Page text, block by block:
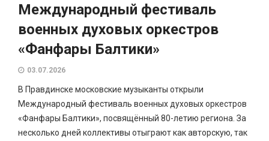
Международный фестиваль
военных духовых оркестров
«Фанфары Балтики»
03.07.2026
В Правдинске московские музыканты открыли
Международный фестиваль военных духовых оркестров
«Фанфары Балтики», посвящённый 80-летию региона. За
несколько дней коллективы отыграют как авторскую, так